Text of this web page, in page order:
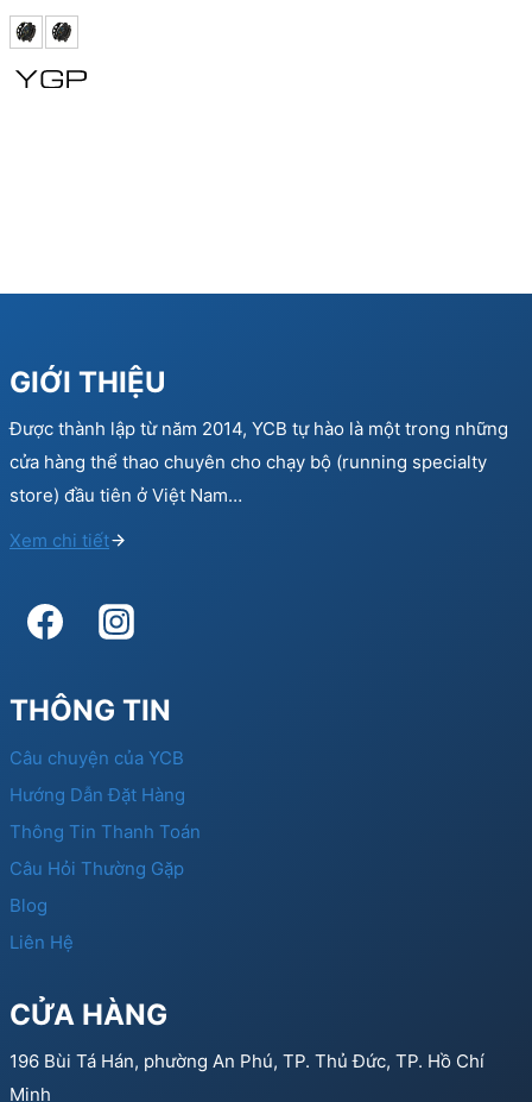
GIỚI THIỆU
Được thành lập từ năm 2014, YCB tự hào là một trong những
cửa hàng thể thao chuyên cho chạy bộ (running specialty
store) đầu tiên ở Việt Nam…
Xem chi tiết
THÔNG TIN
Câu chuyện của YCB
Hướng Dẫn Đặt Hàng
Thông Tin Thanh Toán
Câu Hỏi Thường Gặp
Blog
Liên Hệ
CỬA HÀNG
196 Bùi Tá Hán, phường An Phú, TP. Thủ Đức, TP. Hồ Chí
Minh